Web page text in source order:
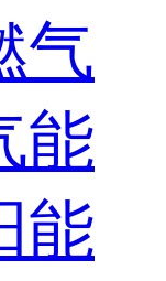
气
能
能